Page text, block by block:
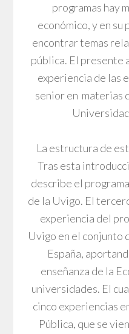
programas hay
económico, y en su
encontrar temas
pública. El presente
experiencia de las
senior en materias
La estructura de
Tras esta
describe el
de la Uvigo. El
experiencia del
Uvigo en el conjunto
España,
enseñanza de la
universidades. El
cinco experiencias
Pública, que se